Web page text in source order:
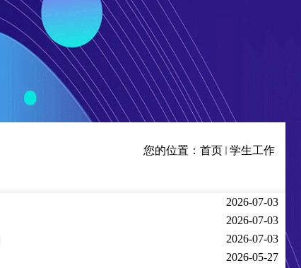
您的位置： 首页 学生工作
2026-07-03
2026-07-03
2026-07-03
2026-05-27